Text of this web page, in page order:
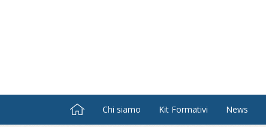
Chi siamo Kit Formativi News